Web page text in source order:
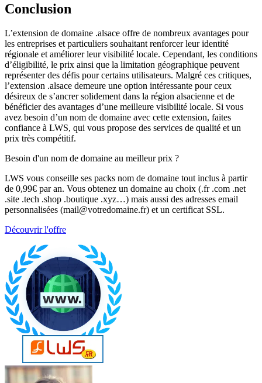
Conclusion
L’extension de domaine .alsace offre de nombreux avantages pour
les entreprises et particuliers souhaitant renforcer leur identité
régionale et améliorer leur visibilité locale. Cependant, les conditions
d’éligibilité, le prix ainsi que la limitation géographique peuvent
représenter des défis pour certains utilisateurs. Malgré ces critiques,
l’extension .alsace demeure une option intéressante pour ceux
désireux de s’ancrer solidement dans la région alsacienne et de
bénéficier des avantages d’une meilleure visibilité locale. Si vous
avez besoin d’un nom de domaine avec cette extension, faites
confiance à LWS, qui vous propose des services de qualité et un
prix très compétitif.
Besoin d'un nom de domaine au meilleur prix ?
LWS vous conseille ses packs nom de domaine tout inclus à partir
de 0,99€ par an. Vous obtenez un domaine au choix (.fr .com .net
.site .tech .shop .boutique .xyz…) mais aussi des adresses email
personnalisées (mail@votredomaine.fr) et un certificat SSL.
Découvrir l'offre